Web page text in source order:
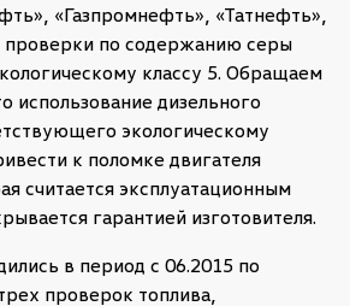
«Газпромнефть», «Татнефть»,
проверки по содержанию серы
классу 5. Обращаем
использование дизельного
экологическому
к поломке двигателя
считается эксплуатационным
гарантией изготовителя.
в период c 06.2015 по
проверок топлива,